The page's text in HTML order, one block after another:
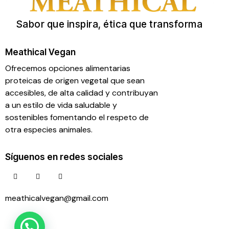
Sabor que inspira, ética que transforma
Meathical Vegan
Ofrecemos opciones alimentarias
proteicas de origen vegetal que sean
accesibles, de alta calidad y contribuyan
a un estilo de vida saludable y
sostenibles fomentando el respeto de
otra especies animales.
Síguenos en redes sociales
meathicalvegan@gmail.com
55 26 83 52 99